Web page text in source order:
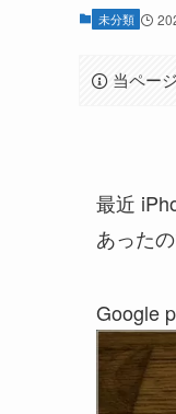
未分類
当ペー
最近
あった
Google